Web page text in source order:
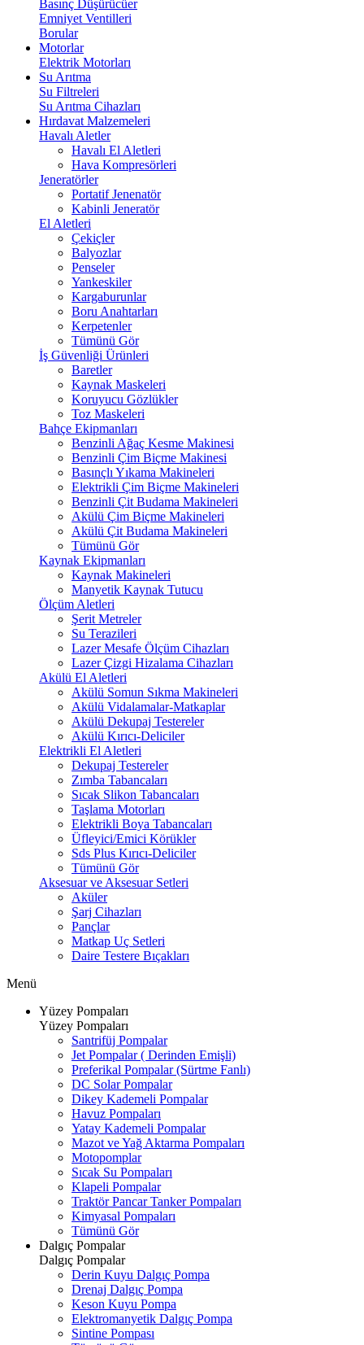
Basınç Düşürücüer
Emniyet Ventilleri
Borular
Motorlar
Elektrik Motorları
Su Arıtma
Su Filtreleri
Su Arıtma Cihazları
Hırdavat Malzemeleri
Havalı Aletler
Havalı El Aletleri
Hava Kompresörleri
Jeneratörler
Portatif Jenenatör
Kabinli Jeneratör
El Aletleri
Çekiçler
Balyozlar
Penseler
Yankeskiler
Kargaburunlar
Boru Anahtarları
Kerpetenler
Tümünü Gör
İş Güvenliği Ürünleri
Baretler
Kaynak Maskeleri
Koruyucu Gözlükler
Toz Maskeleri
Bahçe Ekipmanları
Benzinli Ağaç Kesme Makinesi
Benzinli Çim Biçme Makinesi
Basınçlı Yıkama Makineleri
Elektrikli Çim Biçme Makineleri
Benzinli Çit Budama Makineleri
Akülü Çim Biçme Makineleri
Akülü Çit Budama Makineleri
Tümünü Gör
Kaynak Ekipmanları
Kaynak Makineleri
Manyetik Kaynak Tutucu
Ölçüm Aletleri
Şerit Metreler
Su Terazileri
Lazer Mesafe Ölçüm Cihazları
Lazer Çizgi Hizalama Cihazları
Akülü El Aletleri
Akülü Somun Sıkma Makineleri
Akülü Vidalamalar-Matkaplar
Akülü Dekupaj Testereler
Akülü Kırıcı-Deliciler
Elektrikli El Aletleri
Dekupaj Testereler
Zımba Tabancaları
Sıcak Slikon Tabancaları
Taşlama Motorları
Elektrikli Boya Tabancaları
Üfleyici/Emici Körükler
Sds Plus Kırıcı-Deliciler
Tümünü Gör
Aksesuar ve Aksesuar Setleri
Aküler
Şarj Cihazları
Pançlar
Matkap Uç Setleri
Daire Testere Bıçakları
Menü
Yüzey Pompaları
Yüzey Pompaları
Santrifüj Pompalar
Jet Pompalar ( Derinden Emişli)
Preferikal Pompalar (Sürtme Fanlı)
DC Solar Pompalar
Dikey Kademeli Pompalar
Havuz Pompaları
Yatay Kademeli Pompalar
Mazot ve Yağ Aktarma Pompaları
Motopomplar
Sıcak Su Pompaları
Klapeli Pompalar
Traktör Pancar Tanker Pompaları
Kimyasal Pompaları
Tümünü Gör
Dalgıç Pompalar
Dalgıç Pompalar
Derin Kuyu Dalgıç Pompa
Drenaj Dalgıç Pompa
Keson Kuyu Pompa
Elektromanyetik Dalgıç Pompa
Sintine Pompası